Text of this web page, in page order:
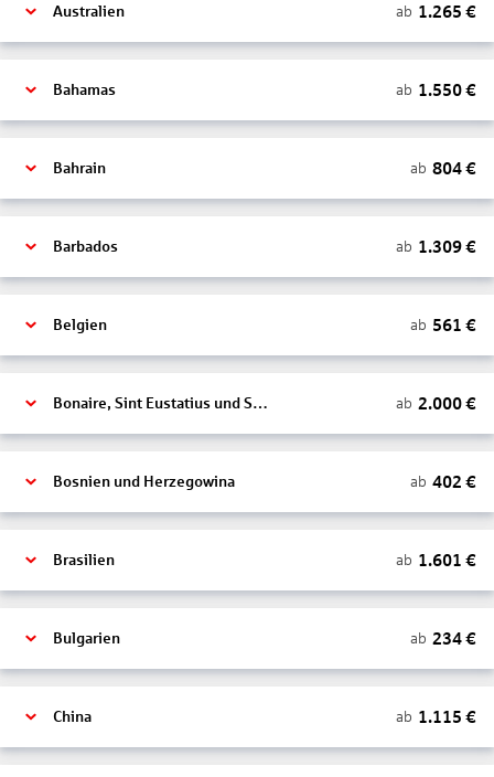
Australien ab 1.265 €
Bahamas ab 1.550€
Bahrain ab 804€
Barbados ab 1.309€
Belgien ab 561 €
Bonaire, Sint Eustatius und Saba ab 2.000€
Bosnien und Herzegowina ab 402 €
Brasilien ab 1.601 €
Bulgarien ab 234€
China ab 1.115 €